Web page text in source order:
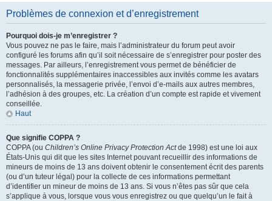
Problèmes de connexion et d’enregistrement
Pourquoi dois-je m’enregistrer ?
Vous pouvez ne pas le faire, mais l’administrateur du forum peut avoir
configuré les forums afin qu’il soit nécessaire de s’enregistrer pour poster des
messages. Par ailleurs, l’enregistrement vous permet de bénéficier de
fonctionnalités supplémentaires inaccessibles aux invités comme les avatars
personnalisés, la messagerie privée, l’envoi d’e-mails aux autres membres,
l’adhésion à des groupes, etc. La création d’un compte est rapide et vivement
conseillée.
Haut
Que signifie COPPA ?
COPPA (ou Children’s Online Privacy Protection Actde 1998) est une loi aux
États-Unis qui dit que les sites Internet pouvant recueillir des informations de
mineurs de moins de 13 ans doivent obtenir le consentement écrit des parents
(ou d’un tuteur légal) pour la collecte de ces informations permettant
d’identifier un mineur de moins de 13 ans. Si vous n’êtes pas sûr que cela
s’applique à vous, lorsque vous vous enregistrez ou que quelqu’un le fait à